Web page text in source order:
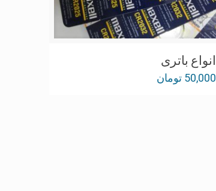
انواع باتری
50,000 تومان